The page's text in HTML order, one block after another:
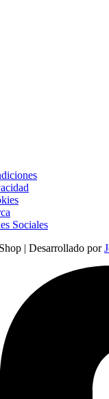
Sociales
| Desarrollado por